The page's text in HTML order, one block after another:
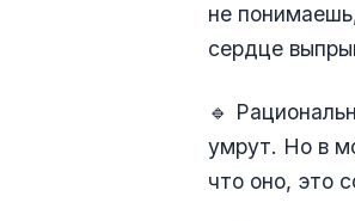
не
сердце
🔹
умрут. Но в
что оно, это